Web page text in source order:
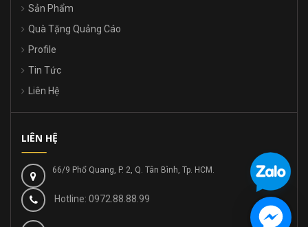
Sản Phẩm
Quà Tặng Quảng Cáo
Profile
Tin Tức
Liên Hệ
LIÊN HỆ
66/9 Phổ Quang, P. 2, Q. Tân Bình, Tp. HCM.
Hotline: 0972.88.88.99